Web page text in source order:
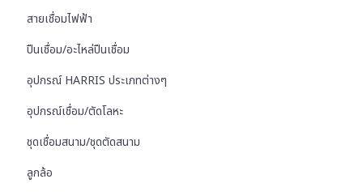
สายเชื่อมไฟฟ้า
ปืนเชื่อม/อะไหล่ปืนเชื่อม
อุปกรณ์ HARRIS ประเภทต่างๆ
อุปกรณ์เชื่อม/ตัดโลหะ
ชุดเชื่อมสนาม/ชุดตัดสนาม
ลูกล้อ